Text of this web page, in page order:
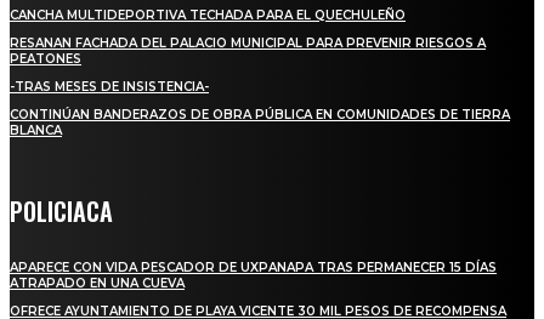
CANCHA MULTIDEPORTIVA TECHADA PARA EL QUECHULEÑO
RESANAN FACHADA DEL PALACIO MUNICIPAL PARA PREVENIR RIESGOS A
PEATONES
-TRAS MESES DE INSISTENCIA-
CONTINÚAN BANDERAZOS DE OBRA PÚBLICA EN COMUNIDADES DE TIERRA
BLANCA
POLICIACA
APARECE CON VIDA PESCADOR DE UXPANAPA TRAS PERMANECER 15 DÍAS
ATRAPADO EN UNA CUEVA
OFRECE AYUNTAMIENTO DE PLAYA VICENTE 30 MIL PESOS DE RECOMPENSA